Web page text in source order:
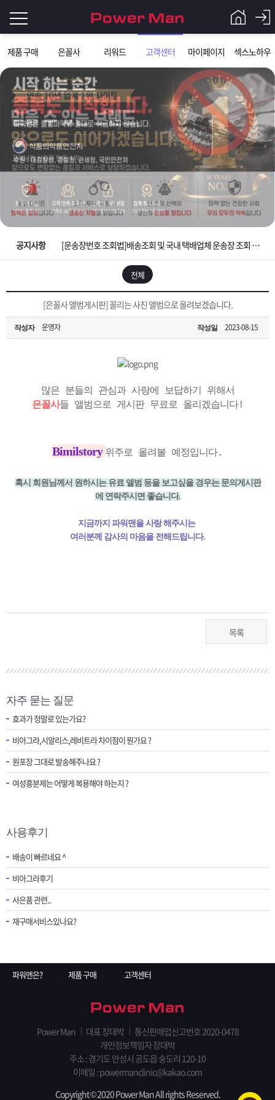
제품 구매 은꼴사 리워드 고객센터 마이페이지 섹스노하우
그
인
이
필
요
니
로
Q&A
파
워
맨
제
품
은
노
객
마
지
회
공지사항
입금확인이 안되는 상황을 대비해 꼭 입금후 고객센터 연락바랍니다.
[2026구정 연휴]설 연휴 배송 및 휴무 안내
[운송장번호 조회법]배송조회 및 국내 택배업체 운송장 조회 하는법
[ios앱 오픈]아이폰 고객 앱설치 가능합니다.
[무인택배함 이용 안내] 집 밖에 주소로 택배 받기
입금확인이 안되는 상황을 대비해 꼭 입금후 고객센터 연락바랍니다.
[2026구정 연휴]설 연휴 배송 및 휴무 안내
전체
[은꼴사 앨범게시판] 꼴리는 사진 앨범으로 올려보겠습니다.
작성자 운영자 작성일 2023-08-15
많은 분들의 관심과 사랑에 보답하기 위해서
은꼴사들 앨범으로 게시판 무료로 올리겠습니다!
Bimilstory 위주로 올려볼 예정입니다.
혹시 회원님께서 원하시는 유료 앨범 등을 보고싶을 경우는 문의게시판
에 연락주시면 좋습니다.
지금까지 파워맨을 사랑 해주시는
여러분께 감사의 마음을 전해드립니다.
목록
자주 묻는 질문
효과가 정말로 있는가요?
비아그라,시알리스,레비트라 차이점이 뭔가요 ?
원포장 그대로 발송해주나요 ?
여성흥분제는 어떻게 복용해야 하는지 ?
사용후기
배송이 빠르네요 ^
비아그라후기
사은품 관련..
재구매서비스있나요?
파워맨은? 제품 구매 고객센터
Power Man 대표 장대박
통신판매업신고번호 2020-0478
개인정보책임자 장대박
주소 : 경기도 안성시 공도읍 숭도리 120-10
이메일 : powermanclinic@kakao.com
Copyright © 2020 Power Man All rights Reserved.